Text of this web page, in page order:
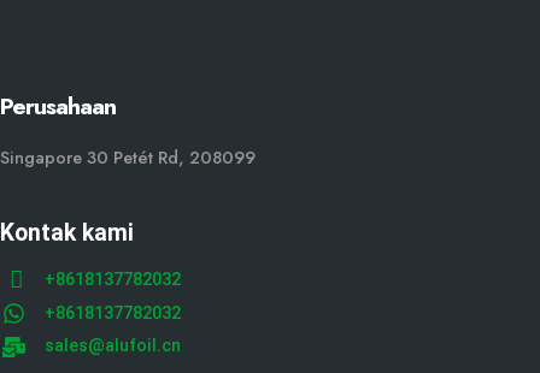
Perusahaan
Singapore 30 Petét Rd, 208099
Kontak kami
+8618137782032
+8618137782032
sales@alufoil.cn